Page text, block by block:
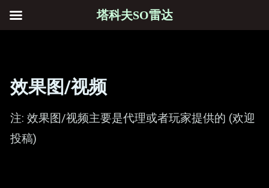
效果图/视频
注: 效果图/视频主要是代理或者玩家提供的 (欢迎
投稿)
塔科夫SO雷达